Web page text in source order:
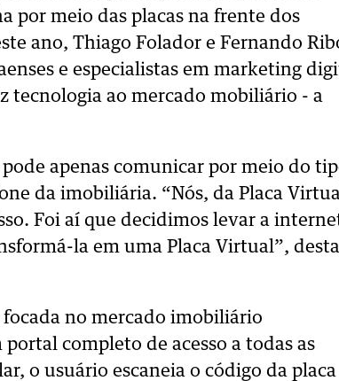
por meio das placas na frente dos
ano, Thiago Folador e Fernando
e especialistas em marketing
tecnologia ao mercado mobiliário - a
apenas comunicar por meio do
da imobiliária. “Nós, da Placa
Foi aí que decidimos levar a
la em uma Placa Virtual”,
no mercado imobiliário
completo de acesso a todas as
o usuário escaneia o código da placa